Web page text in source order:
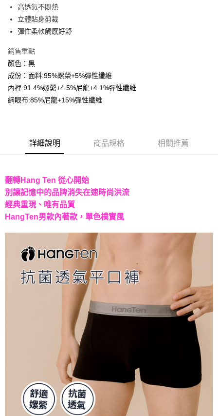
Apple Pay
街口支付
Google Pay
AFTEE先享後付
相關說明
【關於「AFTEE先享後付」】
３．安心：先確認商品／服務後，再付款。
結帳頁面，進行簡訊認證並確認金額後，即可完成結帳。
２．訂單成立數日內，您將收到繳費通知簡訊。
３．收到繳費通知簡訊後14天內，點擊此簡訊中的連結，可透過四大超商／
ATM／網路銀行／等多元方式進行付款，方視為交易完成。
※ 請注意：結帳手續完成當下不需立刻繳費，但若您需要取消訂單，請聯絡
購買商品的店家。未經商家同意取消之訂單仍視為有效，需透過AFTEE先享
後付繳納相關費用。
※ 交易是否成功請以「AFTEE先享後付 」之結帳頁面顯示為準，若有關於
是否繳費成功／繳費後需取消欲退款等相關疑問，請聯繫「AFTEE先享後付
客戶支援中心」https://netprotections.freshdesk.com/support/home
【注意事項】
１．透過由恩沛科技股份有限公司提供之「AFTEE先享後付」服務完成之交
易，需依本服務之必要範圍內提供個人資料，並將交易相關給付款項請求債
權轉讓予恩沛科技股份有限公司。
２．關於個人資料處理事宜，請瀏覽以下網址：
https://aftee.tw/terms/#terms3
３．未成年的使用者請事先徵得法定代理人或監護人之同意方可使用
「AFTEE先享後付」，若未經同意申辦者引起之損失，本公司不負相關責
４．使用「AFTEE先享後付」時，將依據個別帳號之用戶狀況，依本公司即
時審查核予不同之上限額度；若仍有額度不足之情形，本公司將視審查結果
請求用戶進行身份認證。
５．嚴禁一人註冊多個帳號或使用他人資訊註冊。若發現惡意使用之情形，
恩沛科技股份有限公司將有權停止該用戶之使用額度並採取法律行動。
全家取貨付款
7-11取貨付款
每筆NT$60，滿NT$499(含以上)免運費
宅配
每筆NT$60，滿NT$499(含以上)免運費
高透氣不悶熱
立體貼身剪裁
彈性柔軟觸感好舒
銷售重點
顏色：黑
成份：面料:95%螺榮+5%彈性纖維
內裡:91.4%嫘縈+4.5%尼龍+4.1%彈性纖維
網眼布:85%尼龍+15%彈性纖維
詳細說明 商品規格 相關推薦
翻轉Hang Ten 從心開始
別讓記憶中的品牌消失在速時尚洪流
經典重現、唯有品質
HangTen男款內著款，單色樸實風